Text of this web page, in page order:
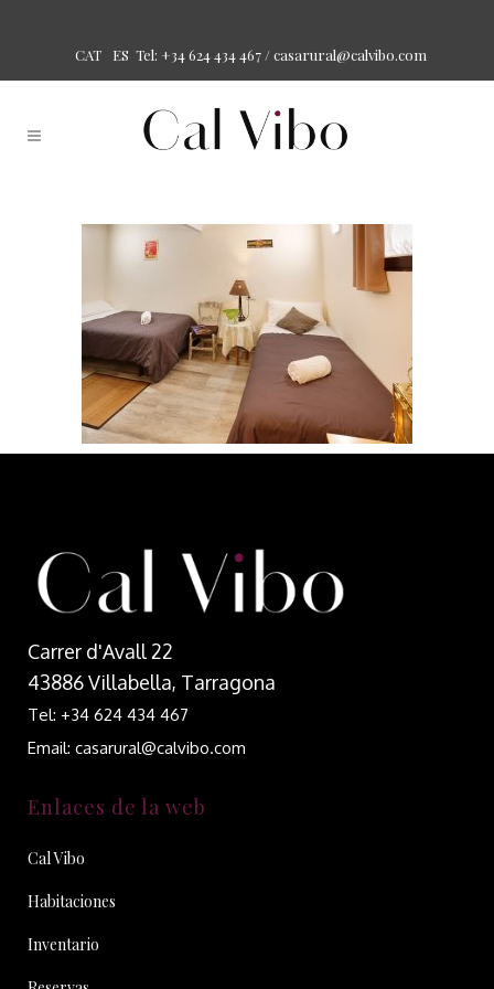
CAT ES Tel: +34 624 434 467 / casarural@calvibo.com
Carrer d'Avall 22
43886 Villabella, Tarragona
Tel: +34 624 434 467
Email: casarural@calvibo.com
Enlaces de la web
Cal Vibo
Habitaciones
Inventario